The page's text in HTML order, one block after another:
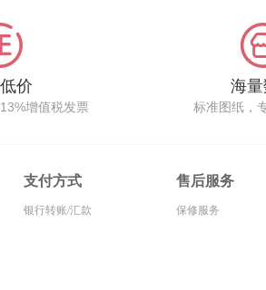
价
增值税发票
海
标准图纸，
支付方式
银行转账/汇款
售后服务
保修服务